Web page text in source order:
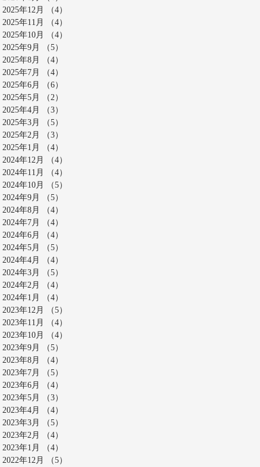
2025年12月
（4）
2025年11月
（4）
2025年10月
（4）
2025年9月
（5）
2025年8月
（4）
2025年7月
（4）
2025年6月
（6）
2025年5月
（2）
2025年4月
（3）
2025年3月
（5）
2025年2月
（3）
2025年1月
（4）
2024年12月
（4）
2024年11月
（4）
2024年10月
（5）
2024年9月
（5）
2024年8月
（4）
2024年7月
（4）
2024年6月
（4）
2024年5月
（5）
2024年4月
（4）
2024年3月
（5）
2024年2月
（4）
2024年1月
（4）
2023年12月
（5）
2023年11月
（4）
2023年10月
（4）
2023年9月
（5）
2023年8月
（4）
2023年7月
（5）
2023年6月
（4）
2023年5月
（3）
2023年4月
（4）
2023年3月
（5）
2023年2月
（4）
2023年1月
（4）
2022年12月
（5）